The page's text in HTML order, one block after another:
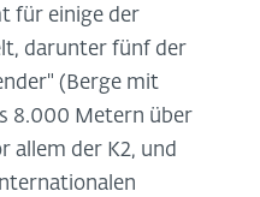
für einige der
darunter fünf der
(Berge mit
8.000 Metern über
allem der K2, und